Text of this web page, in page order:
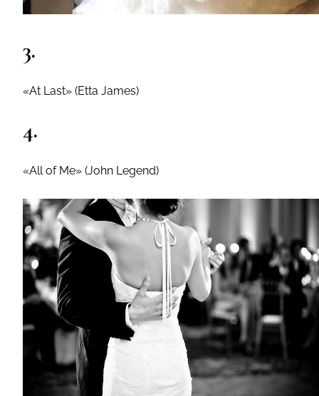
3.
«At Last» (Etta James)
4.
«All of Me» (John Legend)